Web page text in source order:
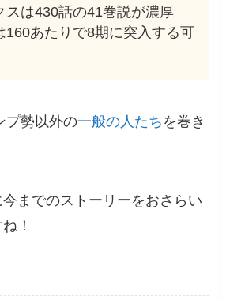
スは430話の41巻説が濃厚
160あたりで8期に突入する可
プ勢以外の一般の人たち を巻き
までのストーリーをおさらい
！